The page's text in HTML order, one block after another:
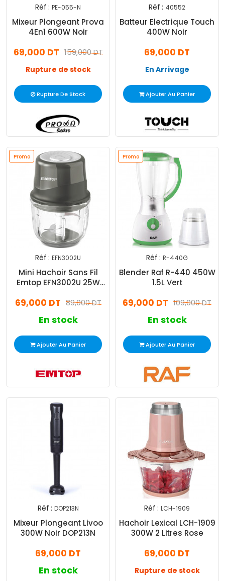
Réf : PE-055-N
Mixeur Plongeant Prova
4En1 600W Noir
159,000 DT
69,000 DT
Rupture de stock
Rupture De Stock
Réf : 40552
Batteur Electrique Touch
400W Noir
69,000 DT
En Arrivage
Ajouter Au Panier
Promo
Réf : EFN3002U
Mini Hachoir Sans Fil
Emtop EFN3002U 25W
89,000 DT
69,000 DT
En stock
Ajouter Au Panier
Promo
Réf : R-440G
Blender Raf R-440 450W
1.5L Vert
109,000 DT
69,000 DT
En stock
Ajouter Au Panier
Réf : DOP213N
Mixeur Plongeant Livoo
300W Noir DOP213N
69,000 DT
En stock
Réf : LCH-1909
Hachoir Lexical LCH-1909
300W 2 Litres Rose
69,000 DT
Rupture de stock